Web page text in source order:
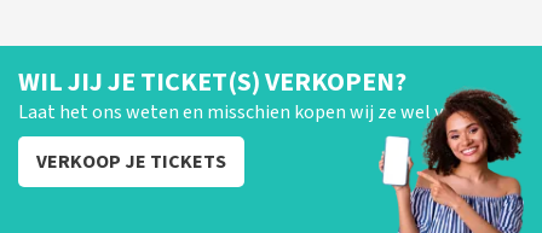
WIL JIJ JE TICKET(S) VERKOPEN?
Laat het ons weten en misschien kopen wij ze wel van je!
VERKOOP JE TICKETS